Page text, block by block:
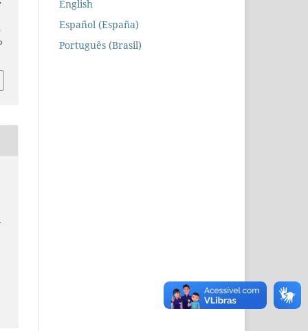
English
Español (España)
Português (Brasil)